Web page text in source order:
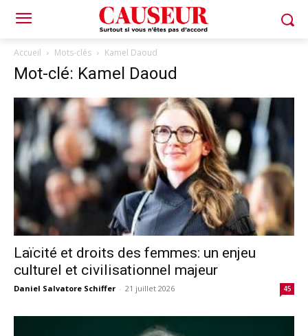
Accueil Mots-clés Kamel Daoud
Mot-clé: Kamel Daoud
Laïcité et droits des femmes: un enjeu
culturel et civilisationnel majeur
Daniel Salvatore Schiffer - 21 juillet 2026 45